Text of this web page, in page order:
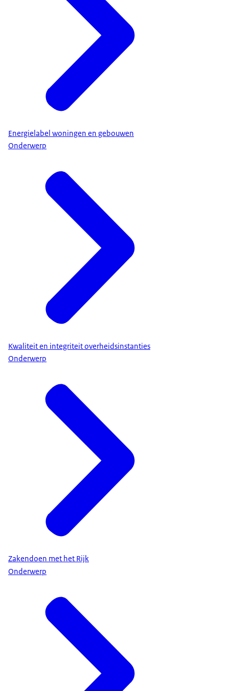
Energielabel woningen en gebouwen
Onderwerp
Kwaliteit en integriteit overheidsinstanties
Onderwerp
Zakendoen met het Rijk
Onderwerp